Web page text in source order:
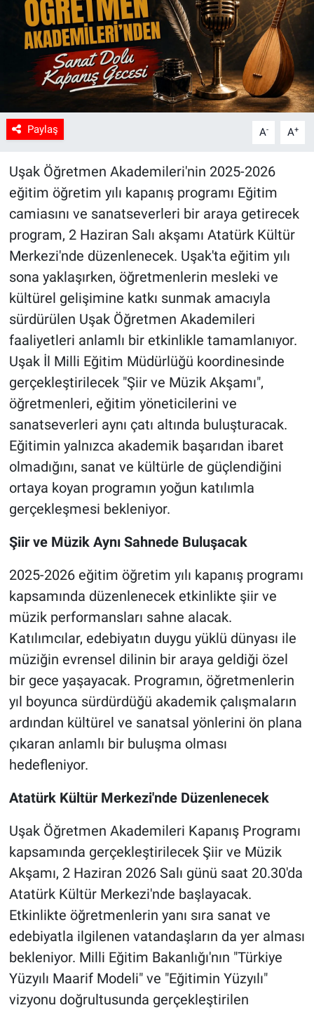
Paylaş A- A+
Uşak Öğretmen Akademileri'nin 2025-2026
eğitim öğretim yılı kapanış programı Eğitim
camiasını ve sanatseverleri bir araya getirecek
program, 2 Haziran Salı akşamı Atatürk Kültür
Merkezi'nde düzenlenecek. Uşak'ta eğitim yılı
sona yaklaşırken, öğretmenlerin mesleki ve
kültürel gelişimine katkı sunmak amacıyla
sürdürülen Uşak Öğretmen Akademileri
faaliyetleri anlamlı bir etkinlikle tamamlanıyor.
Uşak İl Milli Eğitim Müdürlüğü koordinesinde
gerçekleştirilecek "Şiir ve Müzik Akşamı",
öğretmenleri, eğitim yöneticilerini ve
sanatseverleri aynı çatı altında buluşturacak.
Eğitimin yalnızca akademik başarıdan ibaret
olmadığını, sanat ve kültürle de güçlendiğini
ortaya koyan programın yoğun katılımla
gerçekleşmesi bekleniyor.
Şiir ve Müzik Aynı Sahnede Buluşacak
2025-2026 eğitim öğretim yılı kapanış programı
kapsamında düzenlenecek etkinlikte şiir ve
müzik performansları sahne alacak.
Katılımcılar, edebiyatın duygu yüklü dünyası ile
müziğin evrensel dilinin bir araya geldiği özel
bir gece yaşayacak. Programın, öğretmenlerin
yıl boyunca sürdürdüğü akademik çalışmaların
ardından kültürel ve sanatsal yönlerini ön plana
çıkaran anlamlı bir buluşma olması
hedefleniyor.
Atatürk Kültür Merkezi'nde Düzenlenecek
Uşak Öğretmen Akademileri Kapanış Programı
kapsamında gerçekleştirilecek Şiir ve Müzik
Akşamı, 2 Haziran 2026 Salı günü saat 20.30'da
Atatürk Kültür Merkezi'nde başlayacak.
Etkinlikte öğretmenlerin yanı sıra sanat ve
edebiyatla ilgilenen vatandaşların da yer alması
bekleniyor. Milli Eğitim Bakanlığı'nın "Türkiye
Yüzyılı Maarif Modeli" ve "Eğitimin Yüzyılı"
vizyonu doğrultusunda gerçekleştirilen